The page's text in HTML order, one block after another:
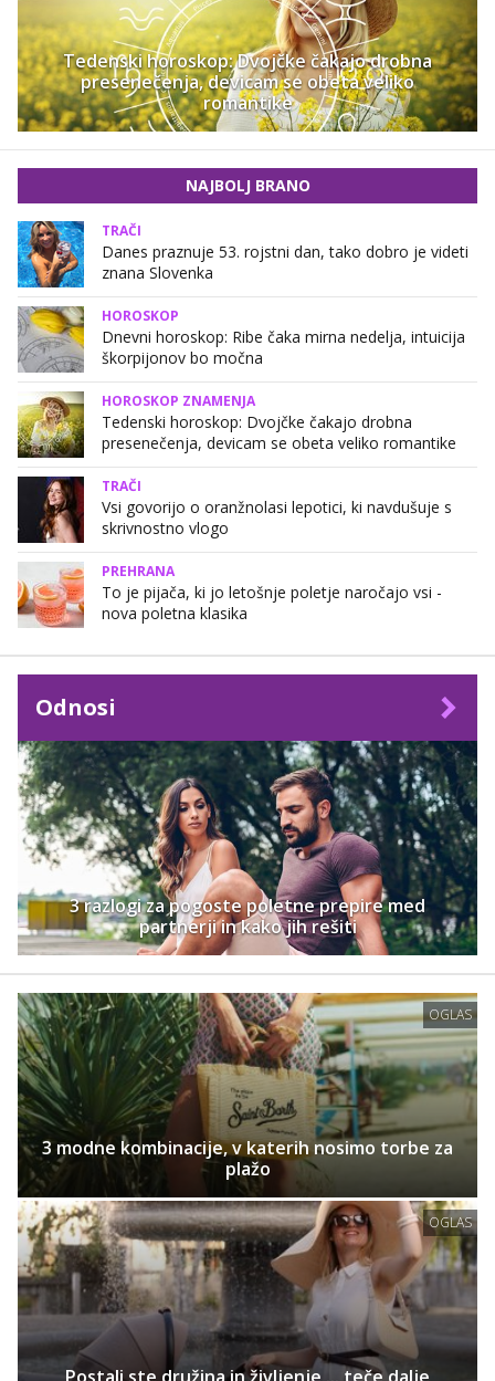
Tedenski horoskop: Dvojčke čakajo drobna
presenečenja, devicam se obeta veliko
romantike
NAJBOLJ BRANO
TRAČI
Danes praznuje 53. rojstni dan, tako dobro je videti
znana Slovenka
HOROSKOP
Dnevni horoskop: Ribe čaka mirna nedelja, intuicija
škorpijonov bo močna
HOROSKOP ZNAMENJA
Tedenski horoskop: Dvojčke čakajo drobna
presenečenja, devicam se obeta veliko romantike
TRAČI
Vsi govorijo o oranžnolasi lepotici, ki navdušuje s
skrivnostno vlogo
PREHRANA
To je pijača, ki jo letošnje poletje naročajo vsi -
nova poletna klasika
Odnosi
3 razlogi za pogoste poletne prepire med
partnerji in kako jih rešiti
OGLAS
3 modne kombinacije, v katerih nosimo torbe za
plažo
OGLAS